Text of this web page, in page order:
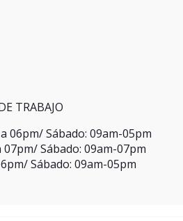
TRABAJO
06pm/ Sábado: 09am-05pm
Sábado: 09am-07pm
Sábado: 09am-05pm